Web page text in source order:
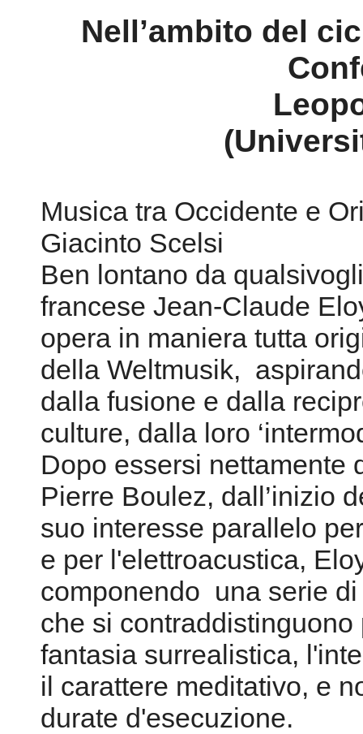
Nell’ambito del
Musica tra Occidente e
Giacinto Scelsi
Ben lontano da
francese Jean-Claude
opera in maniera tutta
della Weltmusik,
dalla fusione e dalla
culture, dalla loro
Dopo essersi nettamente
Pierre Boulez, dall’inizio
suo interesse parallelo
e per l'elettroacustica,
componendo una serie
che si
fantasia surrealistica,
il carattere meditativo, e
durate d'esecuzione.